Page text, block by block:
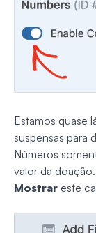
Estamos quase
suspensas para
Números
valor da
Mostrar este